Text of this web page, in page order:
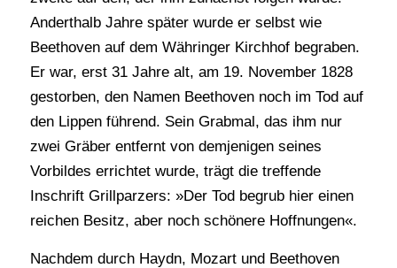
Anderthalb Jahre später wurde er selbst wie
Beethoven auf dem Währinger Kirchhof begraben.
Er war, erst 31 Jahre alt, am 19. November 1828
gestorben, den Namen Beethoven noch im Tod auf
den Lippen führend. Sein Grabmal, das ihm nur
zwei Gräber entfernt von demjenigen seines
Vorbildes errichtet wurde, trägt die treffende
Inschrift Grillparzers: »Der Tod begrub hier einen
reichen Besitz, aber noch schönere Hoffnungen«.
Nachdem durch Haydn, Mozart und Beethoven